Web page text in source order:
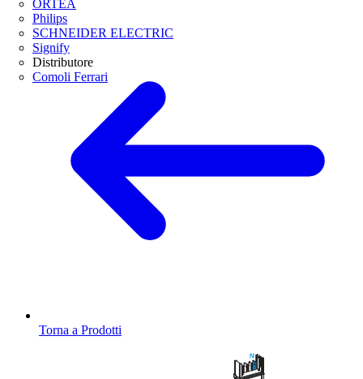
ORTEA
Philips
SCHNEIDER ELECTRIC
Signify
Distributore
Comoli Ferrari
Torna a Prodotti